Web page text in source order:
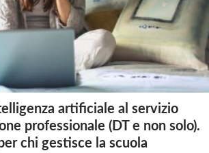
artificiale al servizio
professionale (DT e non solo).
chi gestisce la scuola